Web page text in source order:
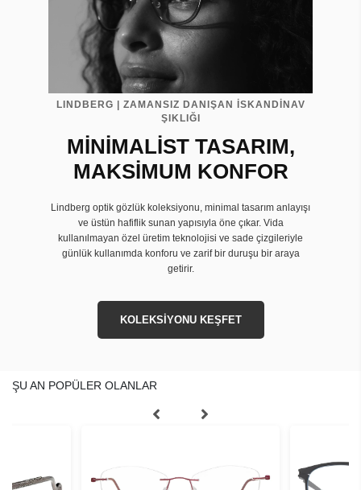
LINDBERG | ZAMANSIZ DANIŞAN İSKANDİNAV
ŞIKLIĞI
MİNİMALİST TASARIM,
MAKSİMUM KONFOR
Lindberg optik gözlük koleksiyonu, minimal tasarım anlayışı
ve üstün hafiflik sunan yapısıyla öne çıkar. Vida
kullanılmayan özel üretim teknolojisi ve sade çizgileriyle
günlük kullanımda konforu ve zarif bir duruşu bir araya
getirir.
KOLEKSİYONU KEŞFET
ŞU AN POPÜLER OLANLAR